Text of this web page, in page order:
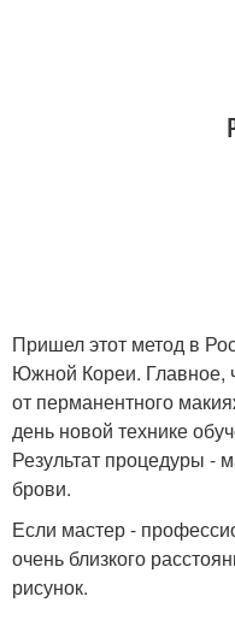
Пришел этот метод в
Южной Кореи. Главное,
от перманентного
день новой технике
Результат процедуры -
брови.
Если мастер -
очень близкого
рисунок.